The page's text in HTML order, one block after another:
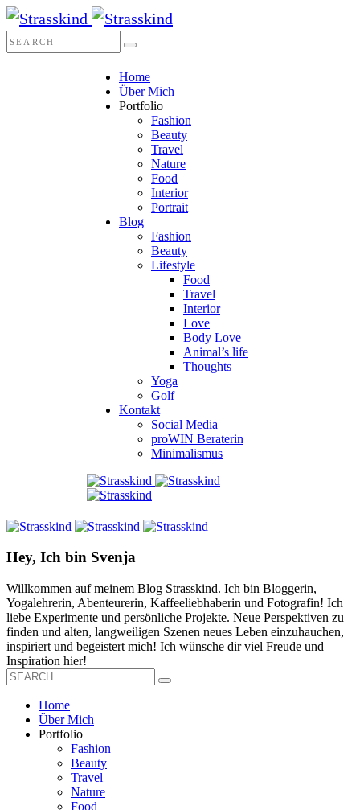
Home
Über Mich
Portfolio
Fashion
Beauty
Travel
Nature
Food
Interior
Portrait
Blog
Fashion
Beauty
Lifestyle
Food
Travel
Interior
Love
Body Love
Animal’s life
Thoughts
Yoga
Golf
Kontakt
Social Media
proWIN Beraterin
Minimalismus
Hey, Ich bin Svenja
Willkommen auf meinem Blog Strasskind. Ich bin Bloggerin,
Yogalehrerin, Abenteurerin, Kaffeeliebhaberin und Fotografin! Ich
liebe Experimente und persönliche Projekte. Neue Perspektiven zu
finden und alten, langweiligen Szenen neues Leben einzuhauchen,
inspiriert und begeistert mich! Ich wünsche dir viel Freude und
Inspiration hier!
Home
Über Mich
Portfolio
Fashion
Beauty
Travel
Nature
Food